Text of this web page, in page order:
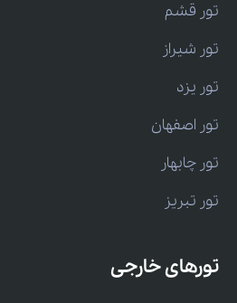
تور قشم
تور شیراز
تور یزد
تور اصفهان
تور چابهار
تور تبریز
تورهای خارجی